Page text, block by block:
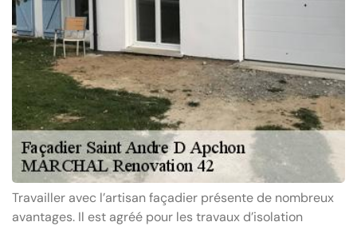
Travailler avec l’artisan façadier présente de nombreux
avantages. Il est agréé pour les travaux d’isolation